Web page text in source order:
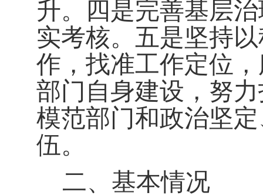
升。四是完善基层
实考核。五是坚持
作，找准工作定位
部门自身建设，努
模范部门和政治坚
伍。
二、基本情况